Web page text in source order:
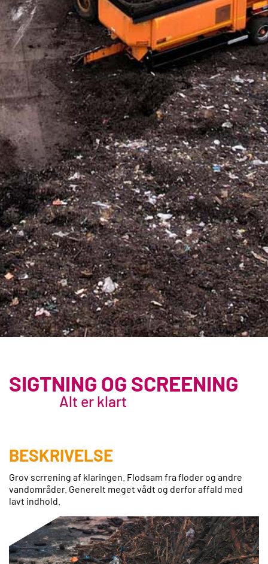
SIGTNING OG SCREENING
Alt er klart
BESKRIVELSE
Grov scrrening af klaringen. Flodsam fra floder og andre
vandområder. Generelt meget vådt og derfor affald med
lavt indhold.